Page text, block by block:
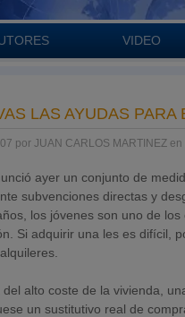
VIDEO
LAS AYUDAS PARA
por JUAN CARLOS MARTINEZ en
ayer un conjunto de
subvenciones directas y
los jóvenes son uno de
Si adquirir una les es difícil,
alto coste de la vivienda,
un sustitutivo real de